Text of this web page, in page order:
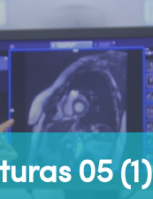
05 (1)